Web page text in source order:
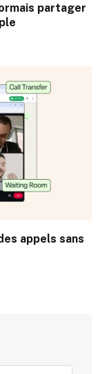
partager
appels sans